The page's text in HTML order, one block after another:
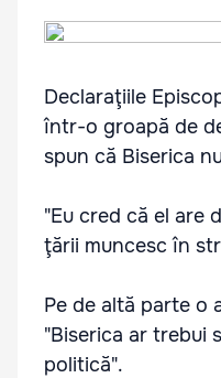
Declaraţiile
într-o groapă de
spun că Biserica
"Eu cred că el are
ţării muncesc în
Pe de altă parte o
"Biserica ar trebui
politică".